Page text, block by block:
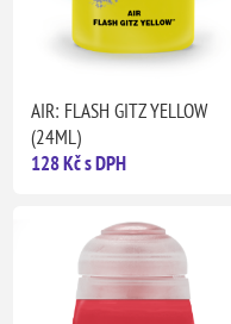
AIR: FLASH GITZ YELLOW
(24ML)
128 Kč s DPH